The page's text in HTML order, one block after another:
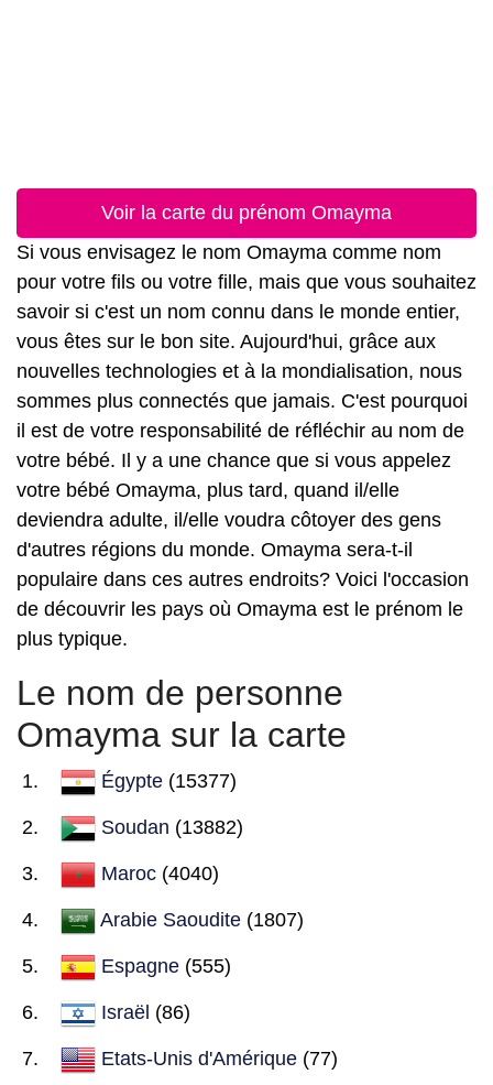
Voir la carte du prénom Omayma
Si vous envisagez le nom Omayma comme nom
pour votre fils ou votre fille, mais que vous souhaitez
savoir si c'est un nom connu dans le monde entier,
vous êtes sur le bon site. Aujourd'hui, grâce aux
nouvelles technologies et à la mondialisation, nous
sommes plus connectés que jamais. C'est pourquoi
il est de votre responsabilité de réfléchir au nom de
votre bébé. Il y a une chance que si vous appelez
votre bébé Omayma, plus tard, quand il/elle
deviendra adulte, il/elle voudra côtoyer des gens
d'autres régions du monde. Omayma sera-t-il
populaire dans ces autres endroits? Voici l'occasion
de découvrir les pays où Omayma est le prénom le
plus typique.
Le nom de personne
Omayma sur la carte
Égypte (15377)
Soudan (13882)
Maroc (4040)
Arabie Saoudite (1807)
Espagne (555)
Israël (86)
Etats-Unis d'Amérique (77)